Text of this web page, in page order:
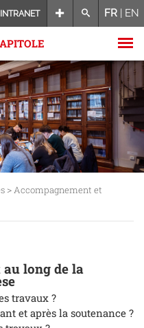
INTRANET FR | EN
>Accompagnement et
long de la
travaux ?
et après la soutenance ?